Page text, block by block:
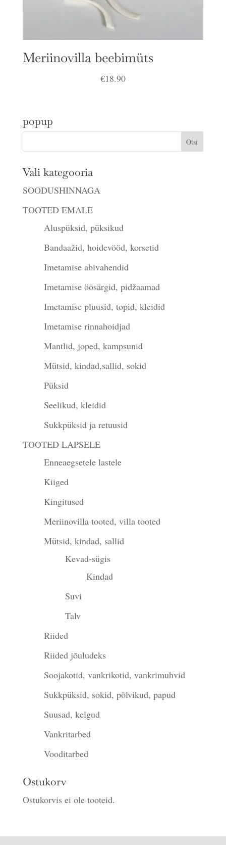
Meriinovilla beebimüts
€18.90
popup
Vali kategooria
SOODUSHINNAGA
TOOTED EMALE
Aluspüksid, püksikud
Bandaažid, hoidevööd, korsetid
Imetamise abivahendid
Imetamise öösärgid, pidžaamad
Imetamise pluusid, topid, kleidid
Imetamise rinnahoidjad
Mantlid, joped, kampsunid
Mütsid, kindad,sallid, sokid
Püksid
Seelikud, kleidid
Sukkpüksid ja retuusid
TOOTED LAPSELE
Enneaegsetele lastele
Kiiged
Kingitused
Meriinovilla tooted, villa tooted
Mütsid, kindad, sallid
Kevad-sügis
Kindad
Suvi
Talv
Riided
Riided jõuludeks
Soojakotid, vankrikotid, vankrimuhvid
Sukkpüksid, sokid, põlvikud, papud
Suusad, kelgud
Vankritarbed
Vooditarbed
Ostukorv
Ostukorvis ei ole tooteid.